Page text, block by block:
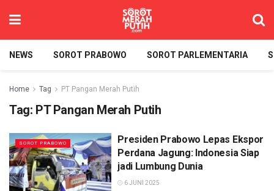
NEWS SOROT PRABOWO SOROT PARLEMENTARIA
Home Tag PT Pangan Merah Putih
Tag: PT Pangan Merah Putih
SOROT PRABOWO
Presiden Prabowo Lepas Ekspor
Perdana Jagung: Indonesia Siap
jadi Lumbung Dunia
6 JUNI 2025